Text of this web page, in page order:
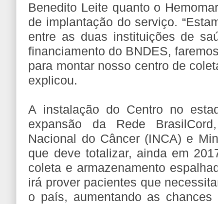
Benedito Leite quanto o
de implantação do serviço.
entre as duas instituições de
financiamento do BNDES,
para montar nosso centro de
explicou.
A instalação do Centro no
expansão da Rede
Nacional do Câncer (INCA) e
que deve totalizar, ainda em
coleta e armazenamento
irá prover pacientes que
o país, aumentando as